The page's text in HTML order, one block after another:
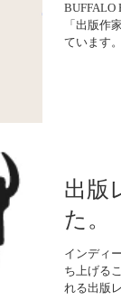
BUFFALO
「出版作
ています。
出版
た。
インディ
ち上げる
れる出版